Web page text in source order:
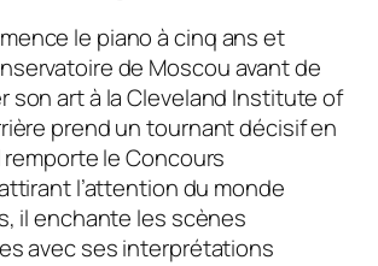
le piano à cinq ans et
de Moscou avant de
son art à la Cleveland Institute of
prend un tournant décisif en
remporte le Concours
l’attention du monde
il enchante les scènes
avec ses interprétations